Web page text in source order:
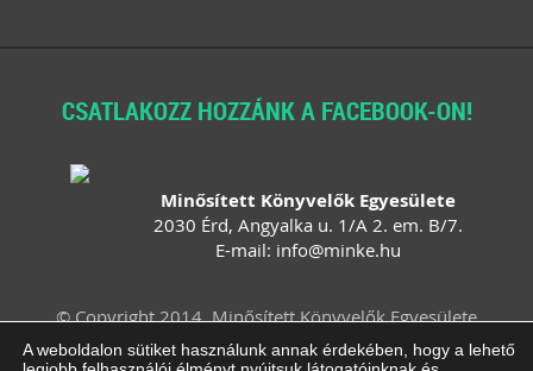
CSATLAKOZZ HOZZÁNK A FACEBOOK-ON!
Minősített Könyvelők Egyesülete
2030 Érd, Angyalka u. 1/A 2. em. B/7.
E-mail: info@minke.hu
© Copyright 2014. Minősített Könyvelők Egyesülete
Felhasználási feltételek
Adatvédelem
A weboldalon sütiket használunk annak érdekében, hogy a lehető